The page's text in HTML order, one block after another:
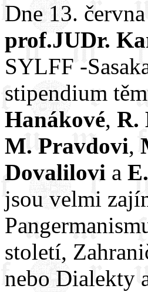
Dne 13.
prof.JUDr.
SYLFF -
stipendium
Hanákové, R.
M. Pravdovi,
Dovalilovi a
jsou velmi
století,
nebo Dialekty